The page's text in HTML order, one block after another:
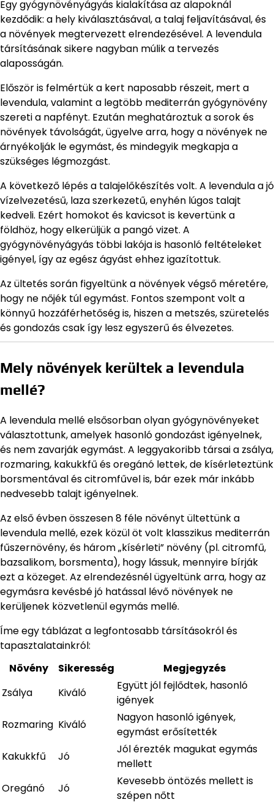
Egy gyógynövényágyás kialakítása az alapoknál
kezdődik: a hely kiválasztásával, a talaj feljavításával, és
a növények megtervezett elrendezésével. A levendula
társításának sikere nagyban múlik a tervezés
alaposságán.
Először is felmértük a kert naposabb részeit, mert a
levendula, valamint a legtöbb mediterrán gyógynövény
szereti a napfényt. Ezután meghatároztuk a sorok és
növények távolságát, ügyelve arra, hogy a növények ne
árnyékolják le egymást, és mindegyik megkapja a
szükséges légmozgást.
A következő lépés a talajelőkészítés volt. A levendula a jó
vízelvezetésű, laza szerkezetű, enyhén lúgos talajt
kedveli. Ezért homokot és kavicsot is kevertünk a
földhöz, hogy elkerüljük a pangó vizet. A
gyógynövényágyás többi lakója is hasonló feltételeket
igényel, így az egész ágyást ehhez igazítottuk.
Az ültetés során figyeltünk a növények végső méretére,
hogy ne nőjék túl egymást. Fontos szempont volt a
könnyű hozzáférhetőség is, hiszen a metszés, szüretelés
és gondozás csak így lesz egyszerű és élvezetes.
Mely növények kerültek a levendula
mellé?
A levendula mellé elsősorban olyan gyógynövényeket
választottunk, amelyek hasonló gondozást igényelnek,
és nem zavarják egymást. A leggyakoribb társai a zsálya,
rozmaring, kakukkfű és oregánó lettek, de kísérleteztünk
borsmentával és citromfűvel is, bár ezek már inkább
nedvesebb talajt igényelnek.
Az első évben összesen 8 féle növényt ültettünk a
levendula mellé, ezek közül öt volt klasszikus mediterrán
fűszernövény, és három „kísérleti” növény (pl. citromfű,
bazsalikom, borsmenta), hogy lássuk, mennyire bírják
ezt a közeget. Az elrendezésnél ügyeltünk arra, hogy az
egymásra kevésbé jó hatással lévő növények ne
kerüljenek közvetlenül egymás mellé.
Íme egy táblázat a legfontosabb társításokról és
tapasztalatainkról:
Növény
Sikeresség
Megjegyzés
Zsálya
Kiváló
Együtt jól fejlődtek, hasonló
igények
Rozmaring Kiváló
Nagyon hasonló igények,
egymást erősítették
Kakukkfű
Jó
Jól érezték magukat egymás
mellett
Oregánó
Jó
Kevesebb öntözés mellett is
szépen nőtt